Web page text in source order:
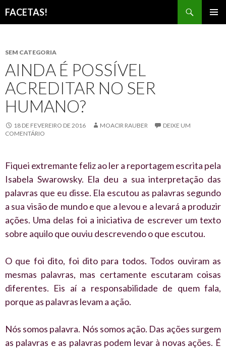
FACETAS!
CONTEÚDO
SEM CATEGORIA
AINDA É POSSÍVEL
ACREDITAR NO SER
HUMANO?
18 DE FEVEREIRO DE 2016 MOACIR RAUBER
DEIXE UM
COMENTÁRIO
Fiquei extremante feliz ao ler a reportagem escrita pela
Isabela Swarowsky. Ela deu a sua interpretação das
palavras que eu disse. Ela escutou as palavras segundo
a sua visão de mundo e que a levou e a levará a produzir
ações. Uma delas foi a iniciativa de escrever um texto
sobre aquilo que ouviu descrevendo o que escutou.
O que foi dito, foi dito para todos. Todos ouviram as
mesmas palavras, mas certamente escutaram coisas
diferentes. Eis aí a responsabilidade de quem fala,
porque as palavras levam a ação.
Nós somos palavra. Nós somos ação. Das ações surgem
as palavras e as palavras podem levar à novas ações. É